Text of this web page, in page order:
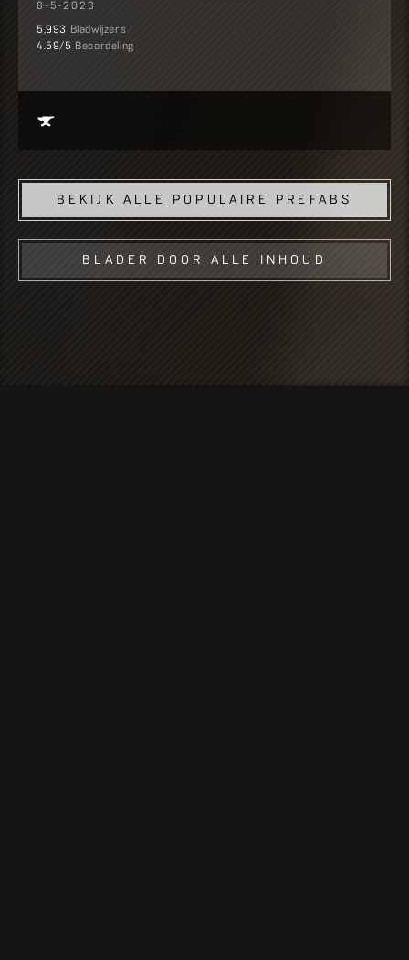
8-5-2023
5,993
Bladwijzers
4.59/5 Beoordeling
BEKIJK ALLE POPULAIRE PREFABS
BLADER DOOR ALLE INHOUD